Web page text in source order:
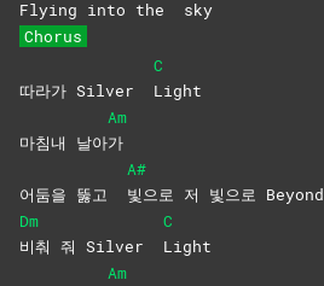
Flying into the sky
Chorus
따라가 Silver
C
Light
마침내 날아
Am
가
어둠을 뚫고
A#
빛으로 저 빛으로 Beyond
Dm
비춰 줘 Silver
C
Light
Am